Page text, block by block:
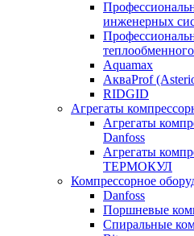
инженерных
Aquamax
АкваProf
RIDGID
Агрегаты
Агрегаты
Danfoss
Агрегаты
ТЕРМОКУЛ
Компрессорное
Danfoss
Поршневые
Спиральные